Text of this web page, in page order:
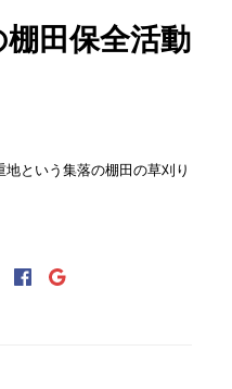
田保全活動
という集落の棚田の草刈り